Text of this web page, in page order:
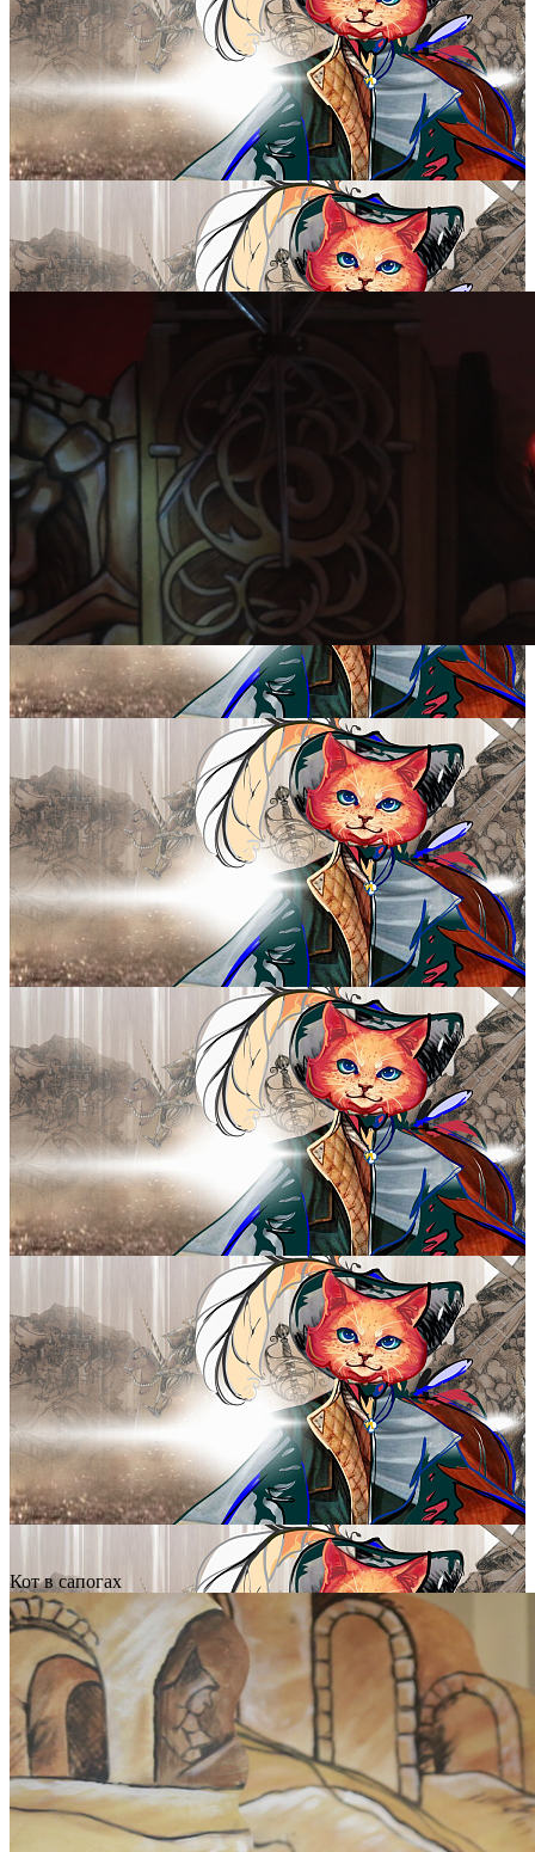
Кот в сапогах